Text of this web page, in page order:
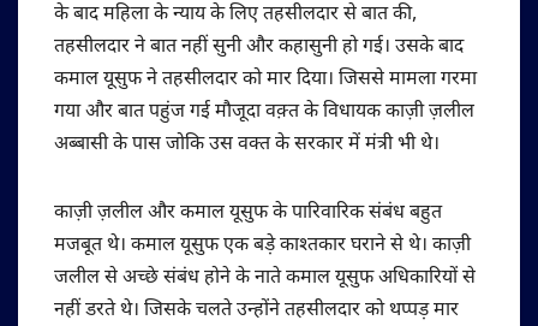
के बाद महिला के न्याय के लिए तहसीलदार से बात की,
तहसीलदार ने बात नहीं सुनी और कहासुनी हो गई। उसके बाद
कमाल यूसुफ ने तहसीलदार को मार दिया। जिससे मामला गरमा
गया और बात पहुंज गई मौजूदा वक़्त के विधायक काज़ी ज़लील
अब्बासी के पास जोकि उस वक्त के सरकार में मंत्री भी थे।
काज़ी ज़लील और कमाल यूसुफ के पारिवारिक संबंध बहुत
मजबूत थे। कमाल यूसुफ एक बड़े काश्तकार घराने से थे। काज़ी
जलील से अच्छे संबंध होने के नाते कमाल यूसुफ अधिकारियों से
नहीं डरते थे। जिसके चलते उन्होंने तहसीलदार को थप्पड़ मार